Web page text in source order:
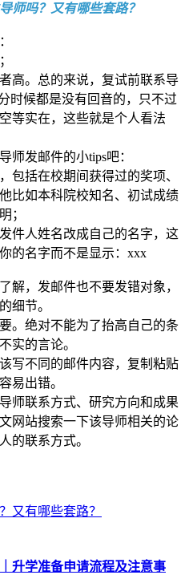
师吗？又有哪些套路？
高。总的来说，复试前联系导
时候都是没有回音的，只不过
等实在，这些就是个人看法
师发邮件的小tips吧：
包括在校期间获得过的奖项、
比如本科院校知名、初试成绩
；
件人姓名改成自己的名字，这
的名字而不是显示：xxx
解，发邮件也不要发错对象，
细节。
。绝对不能为了抬高自己的条
实的言论。
写不同的邮件内容，复制粘贴
易出错。
师联系方式、研究方向和成果
网站搜索一下该导师相关的论
的联系方式。
升学准备申请流程及注意事